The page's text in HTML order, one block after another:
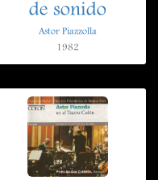
de sonido
Astor Piazzolla
1982